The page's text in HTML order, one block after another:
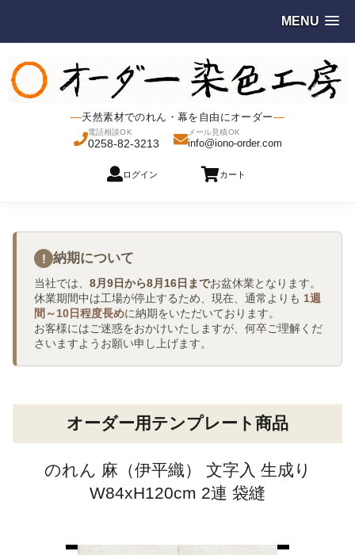
MENU
天然素材でのれん・幕を自由にオーダー
電話相談OK
0258-82-3213
メール見積OK
info@iono-order.com
ログイン カート
! 納期について
当社では、 8月9日から8月16日までお盆休業となります。
休業期間中は工場が停止するため、現在、通常よりも 1週
間～10日程度長めに納期をいただいております。
お客様にはご迷惑をおかけいたしますが、何卒ご理解くだ
さいますようお願い申し上げます。
オーダー用テンプレート商品
のれん 麻（伊平織） 文字入 生成り
W84xH120cm 2連 袋縫